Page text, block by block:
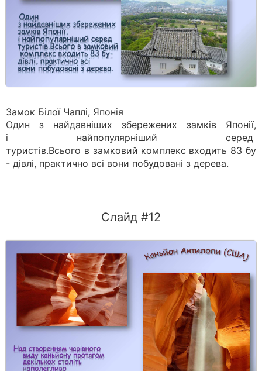
Замок Білої Чаплі, Японія
Один з найдавніших збережених замків Японії,
і найпопулярніший серед
туристів.Всього в замковий комплекс входить 83 бу
- дівлі, практично всі вони побудовані з дерева.
Слайд #12